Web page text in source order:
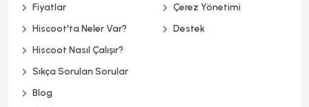
Fiyatlar
Hiscoot'ta Neler Var?
Hiscoot Nasıl Çalışır?
Sıkça Sorulan Sorular
Blog
Çerez Yönetimi
Destek